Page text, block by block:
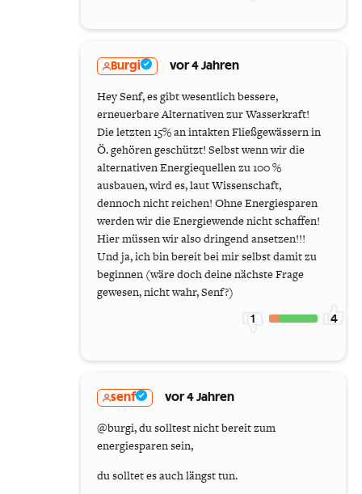
Burgi vor 4 Jahren
Hey Senf, es gibt wesentlich bessere,
erneuerbare Alternativen zur Wasserkraft!
Die letzten 15% an intakten Fließgewässern in
Ö. gehören geschützt! Selbst wenn wir die
alternativen Energiequellen zu 100 %
ausbauen, wird es, laut Wissenschaft,
dennoch nicht reichen! Ohne Energiesparen
werden wir die Energiewende nicht schaffen!
Hier müssen wir also dringend ansetzen!!!
Und ja, ich bin bereit bei mir selbst damit zu
beginnen (wäre doch deine nächste Frage
gewesen, nicht wahr, Senf?)
1 4
senf vor 4 Jahren
@burgi, du solltest nicht bereit zum
energiesparen sein,
du solltet es auch längst tun.